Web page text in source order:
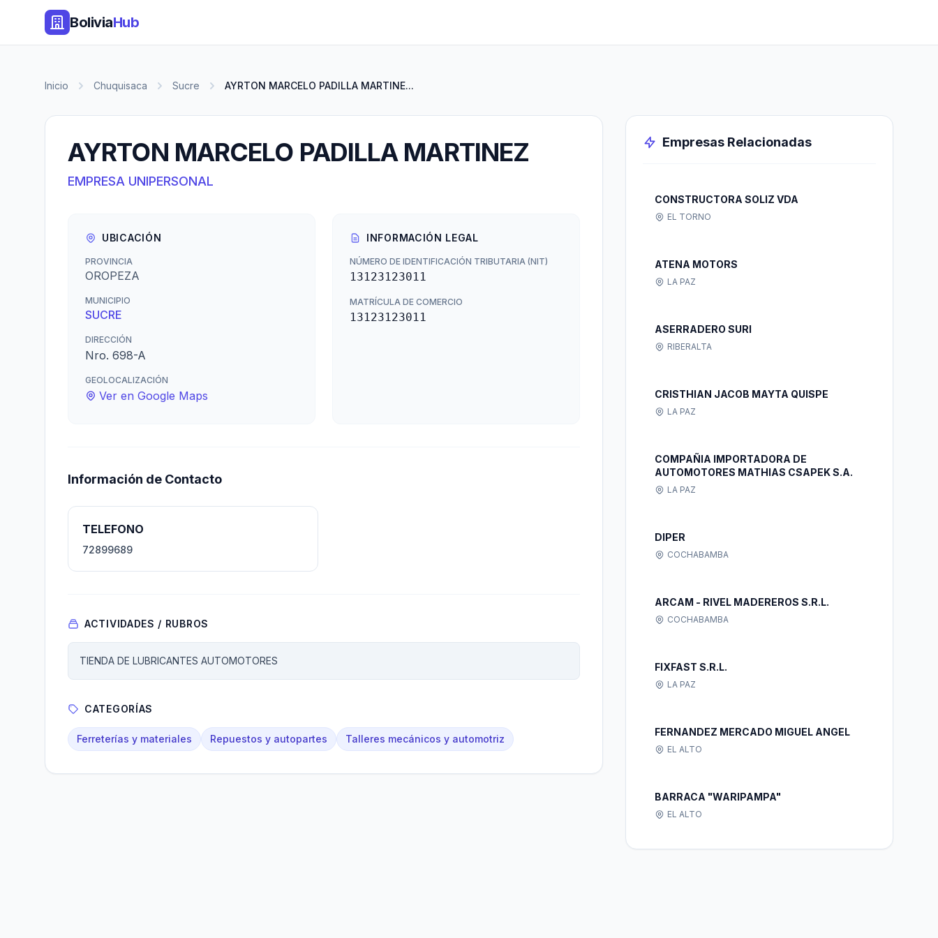
BoliviaHub
Inicio Chuquisaca Sucre AYRTON MARCELO PADILLA MARTINE...
AYRTON MARCELO PADILLA MARTINEZ
EMPRESA UNIPERSONAL
UBICACIÓN
PROVINCIA
OROPEZA
MUNICIPIO
SUCRE
DIRECCIÓN
Nro. 698-A
GEOLOCALIZACIÓN
Ver en Google Maps
INFORMACIÓN LEGAL
NÚMERO DE IDENTIFICACIÓN TRIBUTARIA (NIT)
13123123011
MATRÍCULA DE COMERCIO
13123123011
Información de Contacto
TELEFONO
72899689
ACTIVIDADES / RUBROS
TIENDA DE LUBRICANTES AUTOMOTORES
CATEGORÍAS
Ferreterías y materiales Repuestos y autopartes Talleres mecánicos y automotriz
Empresas Relacionadas
CONSTRUCTORA SOLIZ VDA
EL TORNO
ATENA MOTORS
LA PAZ
ASERRADERO SURI
RIBERALTA
CRISTHIAN JACOB MAYTA QUISPE
LA PAZ
COMPAÑIA IMPORTADORA DE
AUTOMOTORES MATHIAS CSAPEK S.A.
LA PAZ
DIPER
COCHABAMBA
ARCAM - RIVEL MADEREROS S.R.L.
COCHABAMBA
FIXFAST S.R.L.
LA PAZ
FERNANDEZ MERCADO MIGUEL ANGEL
EL ALTO
BARRACA "WARIPAMPA"
EL ALTO